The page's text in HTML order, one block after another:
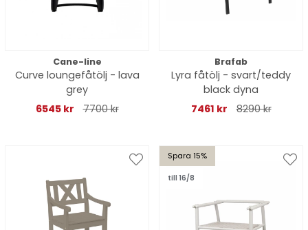
Cane-line
Curve loungefåtölj - lava
grey
6545 kr
7700 kr
Brafab
Lyra fåtölj - svart/teddy
black dyna
7461 kr
8290 kr
Spara 15%
till 16/8